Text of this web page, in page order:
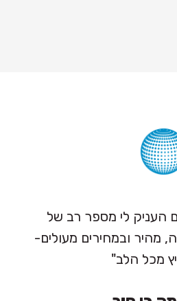
העניק לי מספר רב של
מהיר ובמחירים מעולים-
מכל הלב"